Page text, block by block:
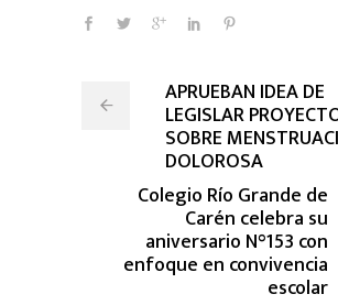
APRUEBAN IDEA DE
LEGISLAR
SOBRE
DOLOROSA
Colegio Río Grande de
Carén celebra su
aniversario N°153 con
enfoque en convivencia
escolar